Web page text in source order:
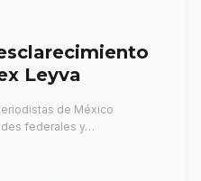
Leyva
de México
federales y…